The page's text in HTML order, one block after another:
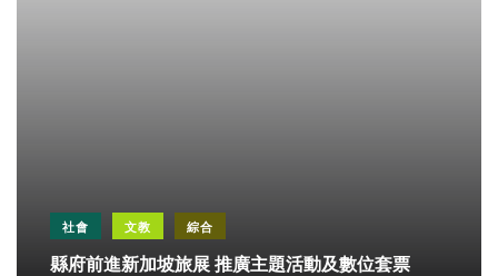
社會 文教 綜合
縣府前進新加坡旅展 推廣主題活動及數位套票